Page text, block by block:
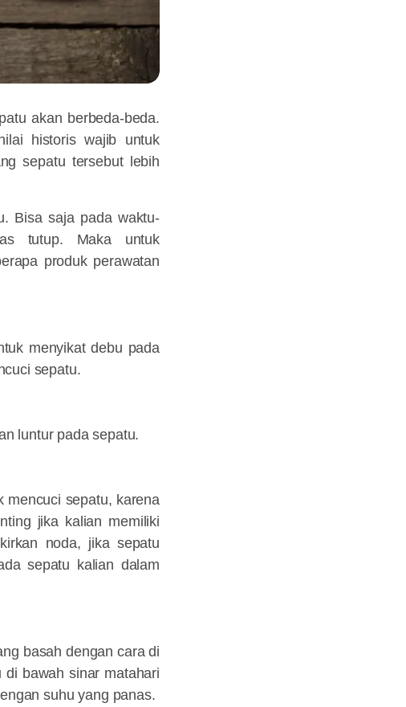
akan berbeda-beda.
historis wajib untuk
sepatu tersebut lebih
Bisa saja pada waktu-
tutup. Maka untuk
produk perawatan
menyikat debu pada
sepatu.
luntur pada sepatu.
mencuci sepatu, karena
jika kalian memiliki
noda, jika sepatu
sepatu kalian dalam
basah dengan cara di
bawah sinar matahari
suhu yang panas.